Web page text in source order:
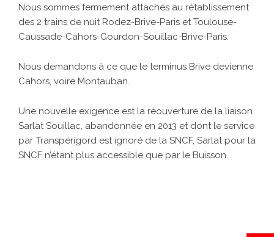
Nous sommes fermement attachés au rétablissement
des 2 trains de nuit Rodez-Brive-Paris et Toulouse-
Caussade-Cahors-Gourdon-Souillac-Brive-Paris.
Nous demandons à ce que le terminus Brive devienne
Cahors, voire Montauban.
Une nouvelle exigence est la réouverture de la liaison
Sarlat Souillac, abandonnée en 2013 et dont le service
par Transpérigord est ignoré de la SNCF, Sarlat pour la
SNCF n’étant plus accessible que par le Buisson.